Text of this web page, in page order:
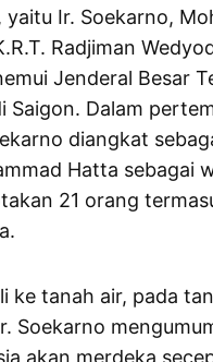
yaitu Ir. Soekarno,
Radjiman
Jenderal Besar
Saigon. Dalam
diangkat
Hatta sebagai
21 orang
ke tanah air, pada
Soekarno
akan merdeka